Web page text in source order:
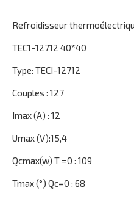
Refroidisseur
TEC1-12712 40*40
Type: TECI-12712
Couples : 127
Imax (A) : 12
Umax (V):15,4
Qcmax(w) T =0 : 109
Tmax (°) Qc=0 : 68